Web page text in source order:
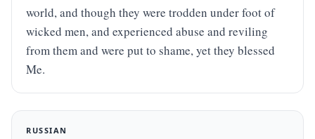
world, and though they were trodden under foot of
wicked men, and experienced abuse and reviling
from them and were put to shame, yet they blessed
Me.
RUSSIAN